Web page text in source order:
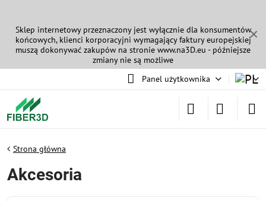
✕
Sklep internetowy przeznaczony jest wyłącznie dla konsumentów
końcowych, klienci korporacyjni wymagający faktury europejskiej
muszą dokonywać zakupów na stronie www.na3D.eu - późniejsze
zmiany nie są możliwe
Panel użytkownika
Strona główna
Akcesoria